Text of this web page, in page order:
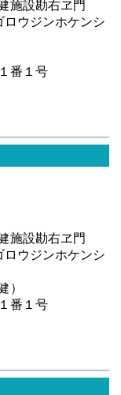
施設勘右ヱ門
ロウジンホケンシ
番１号
施設勘右ヱ門
ロウジンホケンシ
）
番１号